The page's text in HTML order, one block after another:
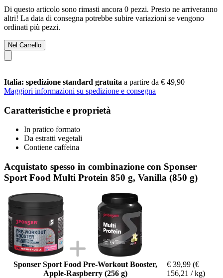
Di questo articolo sono rimasti ancora 0 pezzi. Presto ne arriveranno
altri! La data di consegna potrebbe subire variazioni se vengono
ordinati più pezzi.
Nel Carrello
Italia: spedizione standard gratuita a partire da € 49,90
Maggiori informazioni su spedizione e consegna
Caratteristiche e proprietà
In pratico formato
Da estratti vegetali
Contiene caffeina
Acquistato spesso in combinazione con Sponser
Sport Food Multi Protein 850 g, Vanilla (850 g)
Sponser Sport Food Pre-Workout Booster,
Apple-Raspberry (256 g)
€ 39,99 (€
156,21 / kg)